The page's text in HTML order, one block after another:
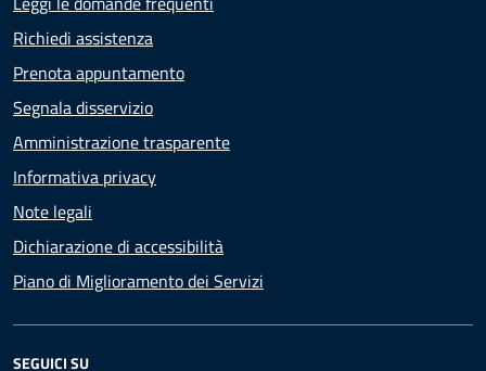
Richiedi assistenza
Prenota appuntamento
Segnala disservizio
Amministrazione trasparente
Informativa privacy
Note legali
Dichiarazione di accessibilità
Piano di Miglioramento dei Servizi
SEGUICI SU